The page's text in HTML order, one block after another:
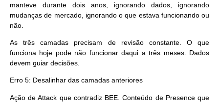
manteve durante dois anos, ignorando dados, ignorando
mudanças de mercado, ignorando o que estava funcionando ou
não.
As três camadas precisam de revisão constante. O que
funciona hoje pode não funcionar daqui a três meses. Dados
devem guiar decisões.
Erro 5: Desalinhar das camadas anteriores
Ação de Attack que contradiz BEE. Conteúdo de Presence que